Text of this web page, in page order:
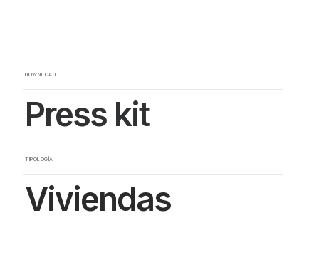
DOWNLOAD
Press kit
TIPOLOGÍA
Viviendas